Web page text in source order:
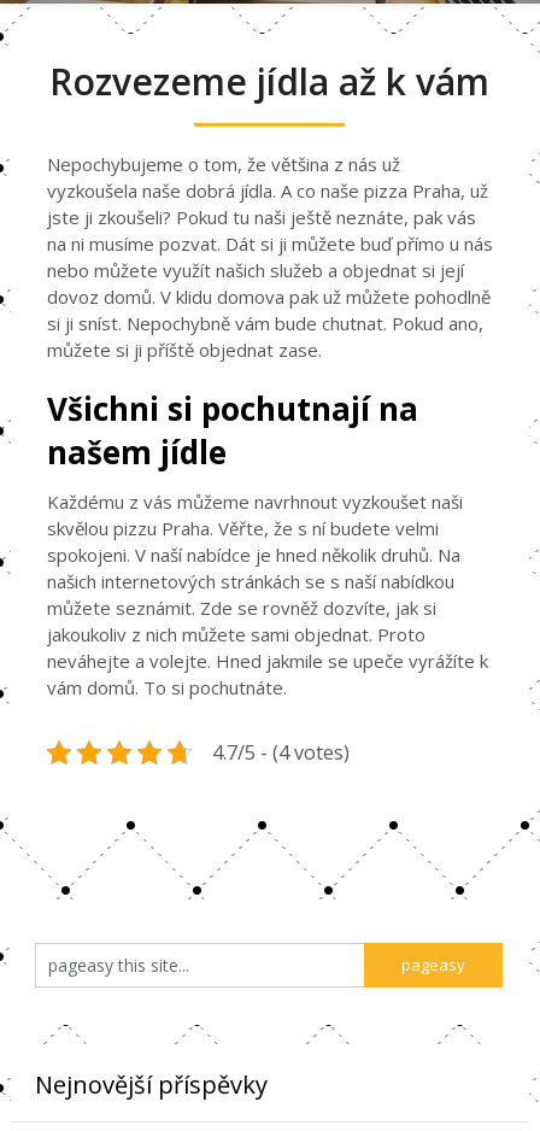
Rozvezeme jídla až k vám
Nepochybujeme o tom, že většina z nás už
vyzkoušela naše dobrá jídla. A co naše pizza Praha, už
jste ji zkoušeli? Pokud tu naši ještě neznáte, pak vás
na ni musíme pozvat. Dát si ji můžete buď přímo u nás
nebo můžete využít našich služeb a objednat si její
dovoz domů. V klidu domova pak už můžete pohodlně
si ji sníst. Nepochybně vám bude chutnat. Pokud ano,
můžete si ji příště objednat zase.
Všichni si pochutnají na
našem jídle
Každému z vás můžeme navrhnout vyzkoušet naši
skvělou pizzu Praha. Věřte, že s ní budete velmi
spokojeni. V naší nabídce je hned několik druhů. Na
našich internetových stránkách se s naší nabídkou
můžete seznámit. Zde se rovněž dozvíte, jak si
jakoukoliv z nich můžete sami objednat. Proto
neváhejte a volejte. Hned jakmile se upeče vyrážíte k
vám domů. To si pochutnáte.
4.7/5 - (4 votes)
Nejnovější příspěvky